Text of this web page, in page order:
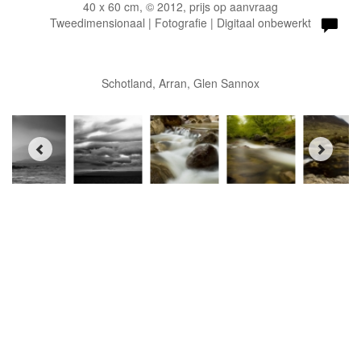
40 x 60 cm, © 2012, prijs op aanvraag
Tweedimensionaal | Fotografie | Digitaal onbewerkt
Schotland, Arran, Glen Sannox